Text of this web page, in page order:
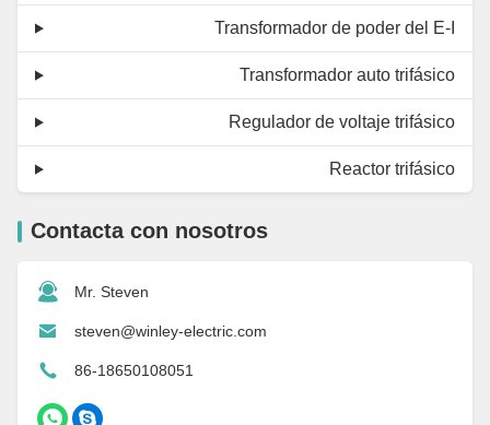
Transformador de poder del E-I
Transformador auto trifásico
Regulador de voltaje trifásico
Reactor trifásico
Contacta con nosotros
Mr. Steven
steven@winley-electric.com
86-18650108051